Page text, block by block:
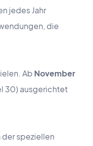
jedes Jahr
die
Ab November
30) ausgerichtet
der speziellen